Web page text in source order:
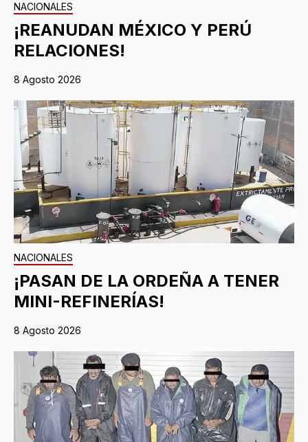
NACIONALES
¡REANUDAN MÉXICO Y PERÚ
RELACIONES!
8 Agosto 2026
NACIONALES
¡PASAN DE LA ORDEÑA A TENER
MINI-REFINERÍAS!
8 Agosto 2026